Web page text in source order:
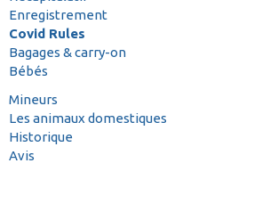
Enregistrement
Covid Rules
Bagages & carry-on
Bébés
Mineurs
Les animaux domestiques
Historique
Avis